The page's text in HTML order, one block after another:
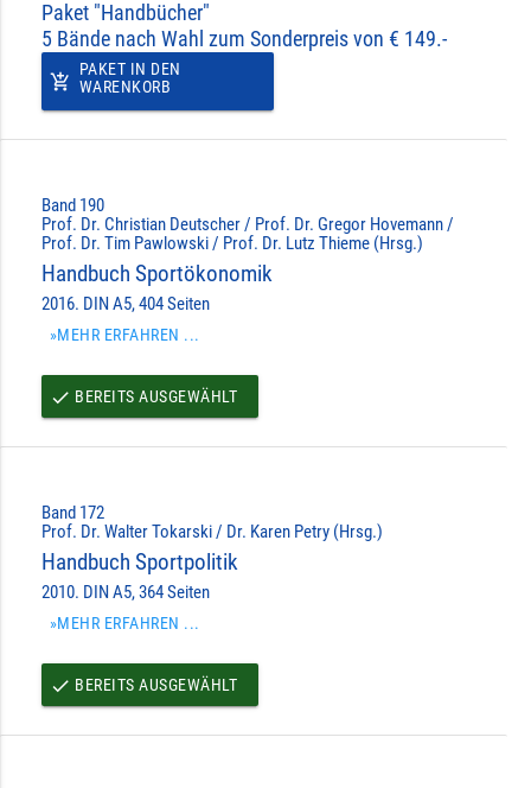
Paket "Handbücher"
5 Bände nach Wahl zum Sonderpreis von € 149.-
add_shopping_cart
PAKET IN DEN
WARENKORB
Band 190
Prof. Dr. Christian Deutscher / Prof. Dr. Gregor Hovemann /
Prof. Dr. Tim Pawlowski / Prof. Dr. Lutz Thieme (Hrsg.)
Handbuch Sportökonomik
2016. DIN A5, 404 Seiten
»MEHR ERFAHREN ...
done BEREITS AUSGEWÄHLT
Band 172
Prof. Dr. Walter Tokarski / Dr. Karen Petry (Hrsg.)
Handbuch Sportpolitik
2010. DIN A5, 364 Seiten
»MEHR ERFAHREN ...
done BEREITS AUSGEWÄHLT